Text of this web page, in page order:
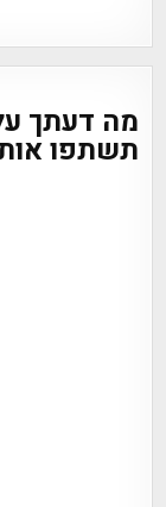
מה דעתך
תשתפו